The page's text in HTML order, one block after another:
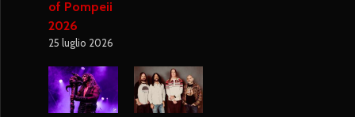
of Pompeii
2026
25 luglio 2026